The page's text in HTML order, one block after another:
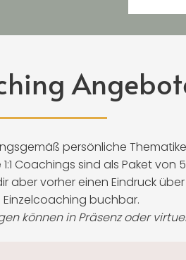
persönliche
Coachings sind als Paket von
aber vorher einen Eindruck
Einzelcoaching buchbar.
können in Präsenz oder